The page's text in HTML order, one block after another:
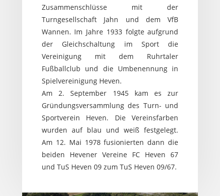
Zusammenschlüsse mit der
Turngesellschaft Jahn und dem VfB
Wannen. Im Jahre 1933 folgte aufgrund
der Gleichschaltung im Sport die
Vereinigung mit dem Ruhrtaler
Fußballclub und die Umbenennung in
Spielvereinigung Heven.
Am 2. September 1945 kam es zur
Gründungsversammlung des Turn- und
Sportverein Heven. Die Vereinsfarben
wurden auf blau und weiß festgelegt.
Am 12. Mai 1978 fusionierten dann die
beiden Hevener Vereine FC Heven 67
und TuS Heven 09 zum TuS Heven 09/67.